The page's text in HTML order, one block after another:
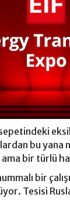
bu
bir türlü
bir
Tesisi